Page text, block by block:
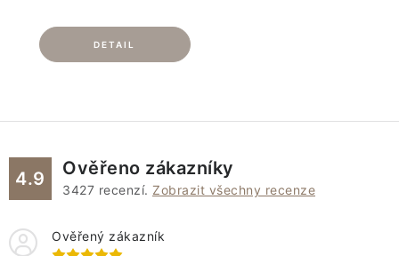
4.9 Ověřeno zákazníky
3427 recenzí. Zobrazit všechny recenze
Ověřený zákazník